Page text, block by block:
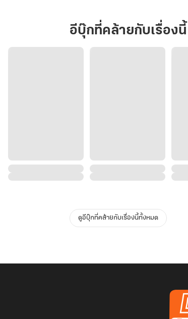
อีบุ๊กที่คล้ายกับเรื่องนี้
ดูอีบุ๊กที่คล้ายกับเรื่องนี้ทั้งหมด